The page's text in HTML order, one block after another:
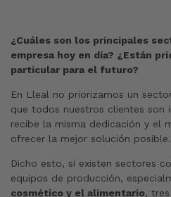
¿Cuáles son los principales
empresa hoy en día? ¿Están
particular para el futuro?
En Lleal no priorizamos un
que todos nuestros clientes son
recibe la misma dedicación y el
ofrecer la mejor solución posible.
Dicho esto, sí existen sectores
equipos de producción,
cosmético y el alimentario,